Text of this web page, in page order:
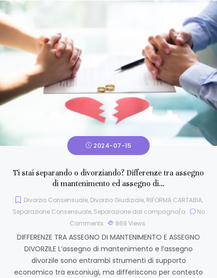
2024-07-15
Ti stai separando o divorziando? Differenze tra assegno
di mantenimento ed assegno di…
Divorzio Consensuale, Divorzio Giudiziale, RIFORMA CARTABIA,
Separazione Consensuale, Separazione dal compagno/a
No
Comments
869 Views
DIFFERENZE TRA ASSEGNO DI MANTENIMENTO E ASSEGNO
DIVORZILE L’assegno di mantenimento e l’assegno
divorzile sono entrambi strumenti di supporto
economico tra exconiugi, ma differiscono per contesto